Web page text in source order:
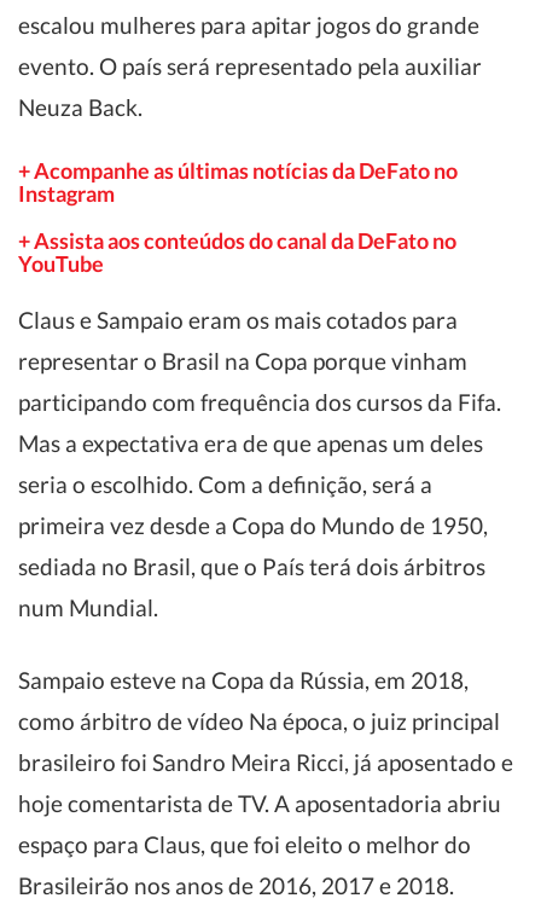
escalou mulheres para apitar jogos do grande
evento. O país será representado pela auxiliar
Neuza Back.
+ Acompanhe as últimas notícias da DeFato no
Instagram
+ Assista aos conteúdos do canal da DeFato no
YouTube
Claus e Sampaio eram os mais cotados para
representar o Brasil na Copa porque vinham
participando com frequência dos cursos da Fifa.
Mas a expectativa era de que apenas um deles
seria o escolhido. Com a definição, será a
primeira vez desde a Copa do Mundo de 1950,
sediada no Brasil, que o País terá dois árbitros
num Mundial.
Sampaio esteve na Copa da Rússia, em 2018,
como árbitro de vídeo Na época, o juiz principal
brasileiro foi Sandro Meira Ricci, já aposentado e
hoje comentarista de TV. A aposentadoria abriu
espaço para Claus, que foi eleito o melhor do
Brasileirão nos anos de 2016, 2017 e 2018.